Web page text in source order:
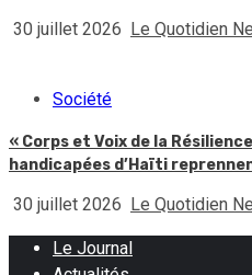
30 juillet 2026 Le Quotidien
Société
« Corps et Voix de la
handicapées d’Haïti
30 juillet 2026 Le Quotidien
Le Journal